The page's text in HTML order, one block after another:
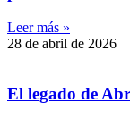
Leer más »
28 de abril de 2026
El legado de